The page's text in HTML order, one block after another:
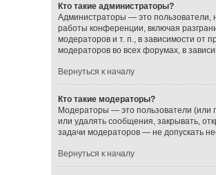
Кто такие администраторы?
Администраторы — это пользователи,
работы конференции, включая
модераторов и т. п., в зависимости от
модераторов во всех форумах, в
Вернуться к началу
Кто такие модераторы?
Модераторы — это пользователи (или
или удалять сообщения, закрывать,
задачи модераторов — не допускать
Вернуться к началу